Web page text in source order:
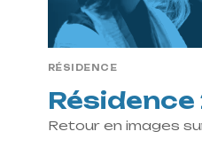
RÉSIDENCE
Retour en images